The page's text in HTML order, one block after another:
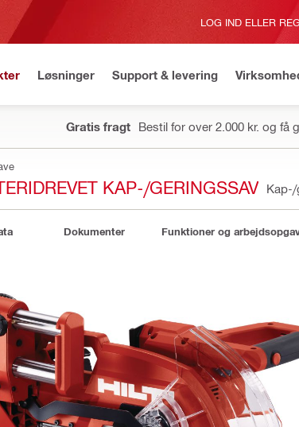
LOG IND ELLER
Løsninger Support & levering
Gratis fragt Bestil for over 2.000 kr. og få
KAP-/GERINGSSAV
Dokumenter Funktioner og